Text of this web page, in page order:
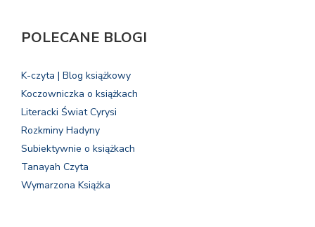
POLECANE BLOGI
K-czyta | Blog książkowy
Koczowniczka o książkach
Literacki Świat Cyrysi
Rozkminy Hadyny
Subiektywnie o książkach
Tanayah Czyta
Wymarzona Książka